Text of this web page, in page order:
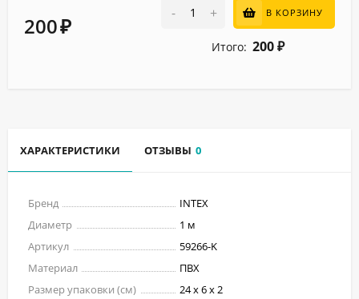
200₽
- + В КОРЗИНУ
Итого: 200 ₽
ХАРАКТЕРИСТИКИ ОТЗЫВЫ 0
Бренд
INTEX
Диаметр
1 м
Артикул
59266-K
Материал
ПВХ
Размер упаковки (см)
24 х 6 х 2